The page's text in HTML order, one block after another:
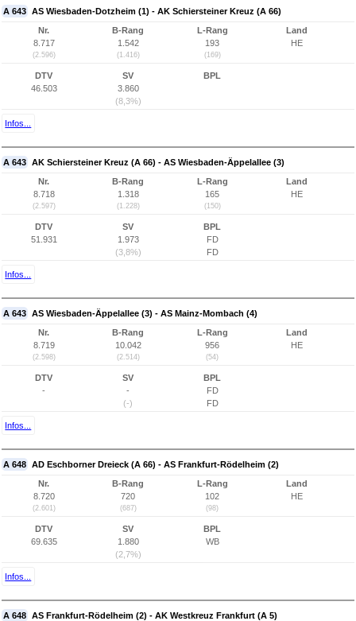
A 643 AS Wiesbaden-Dotzheim (1) - AK Schiersteiner Kreuz (A 66)
Nr.
8.717
(2.596)
B-Rang
1.542
(1.416)
L-Rang
193
(169)
Land
HE
DTV
46.503
SV
3.860
(8,3%)
BPL
Infos...
A 643 AK Schiersteiner Kreuz (A 66) - AS Wiesbaden-Äppelallee (3)
Nr.
8.718
(2.597)
B-Rang
1.318
(1.228)
L-Rang
165
(150)
Land
HE
DTV
51.931
SV
1.973
(3,8%)
BPL
FD
FD
Infos...
A 643 AS Wiesbaden-Äppelallee (3) - AS Mainz-Mombach (4)
Nr.
8.719
(2.598)
B-Rang
10.042
(2.514)
L-Rang
956
(54)
Land
HE
DTV
-
SV
-
(-)
BPL
FD
FD
Infos...
A 648 AD Eschborner Dreieck (A 66) - AS Frankfurt-Rödelheim (2)
Nr.
8.720
(2.601)
B-Rang
720
(687)
L-Rang
102
(98)
Land
HE
DTV
69.635
SV
1.880
(2,7%)
BPL
WB
Infos...
A 648 AS Frankfurt-Rödelheim (2) - AK Westkreuz Frankfurt (A 5)